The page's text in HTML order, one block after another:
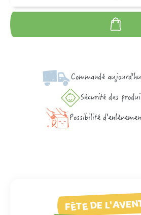
Commandé
Sécurité des
Possibilité
FÊTE DE